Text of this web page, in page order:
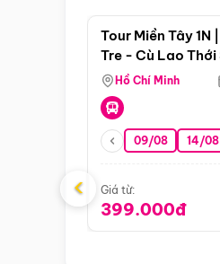
Tour Miền Tây 1N
Tre - Cù Lao Thới
Hồ Chí Minh
09/08 14/08
Giá từ:
399.000đ
‹